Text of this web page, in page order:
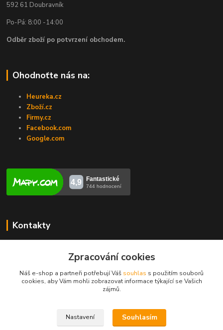
592 61 Doubravník
Po-Pá: 8:00 -14:00
Odběr zboží po potvrzení obchodem.
Ohodnoťte nás na:
Heureka.cz
Zboží.cz
Firmy.cz
Facebook.com
Google.com
Kontakty
+420731448913
info@opravakotlu.cz
Zpracování cookies
Náš e-shop a partneři potřebují Váš souhlas s použitím souborů
cookies, aby Vám mohli zobrazovat informace týkající se Vašich
zájmů.
Nastavení Souhlasím